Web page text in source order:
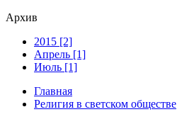
Архив
2015 [2]
Апрель [1]
Июль [1]
Главная
Религия в светском обществе